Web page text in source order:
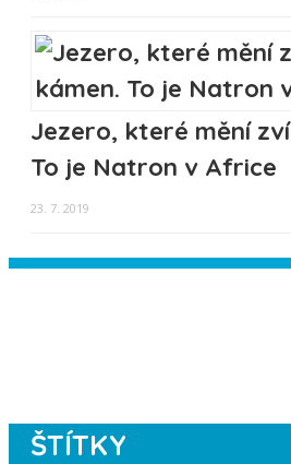
Jezero, které mění
To je Natron v Africe
23. 7. 2019
ŠTÍTKY